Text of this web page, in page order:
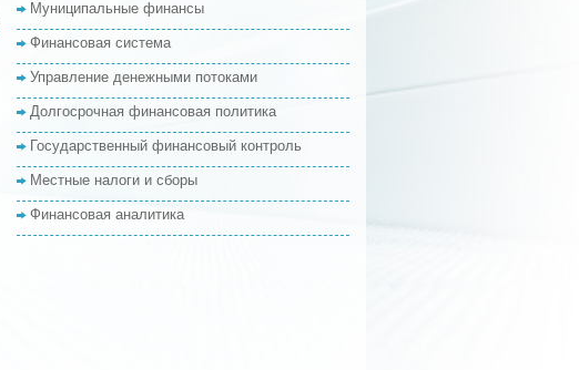
Муниципальные финансы
Финансовая система
Управление денежными потоками
Долгосрочная финансовая политика
Государственный финансовый контроль
Местные налоги и сборы
Финансовая аналитика